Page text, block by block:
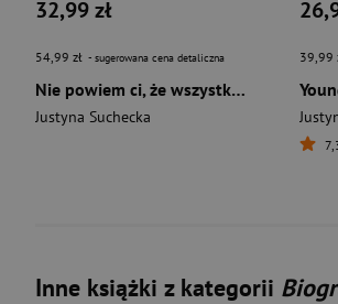
32,99 zł
54,99 zł - sugerowana cena detaliczna
Nie powiem ci, że wszystko będzie dobrze wyd. 2023
Justyna Suchecka
39,99
Inne książki z kategorii